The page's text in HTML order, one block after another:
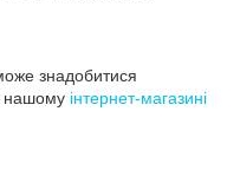
знадобитися
нашому інтернет-магазині